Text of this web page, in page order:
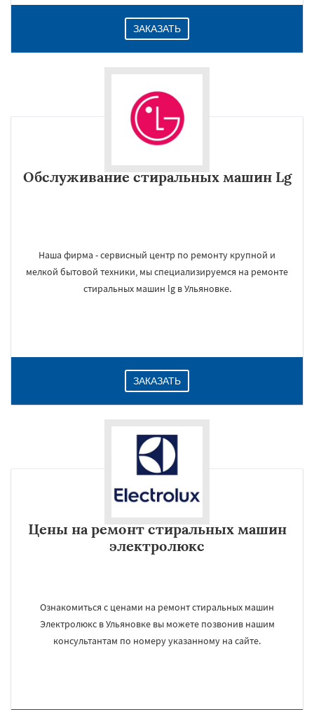
ЗАКАЗАТЬ
Обслуживание стиральных машин Lg
Наша фирма - сервисный центр по ремонту крупной и
мелкой бытовой техники, мы специализируемся на ремонте
стиральных машин lg в Ульяновке.
ЗАКАЗАТЬ
Цены на ремонт стиральных машин
электролюкс
Ознакомиться с ценами на ремонт стиральных машин
Электролюкс в Ульяновке вы можете позвонив нашим
консультантам по номеру указанному на сайте.